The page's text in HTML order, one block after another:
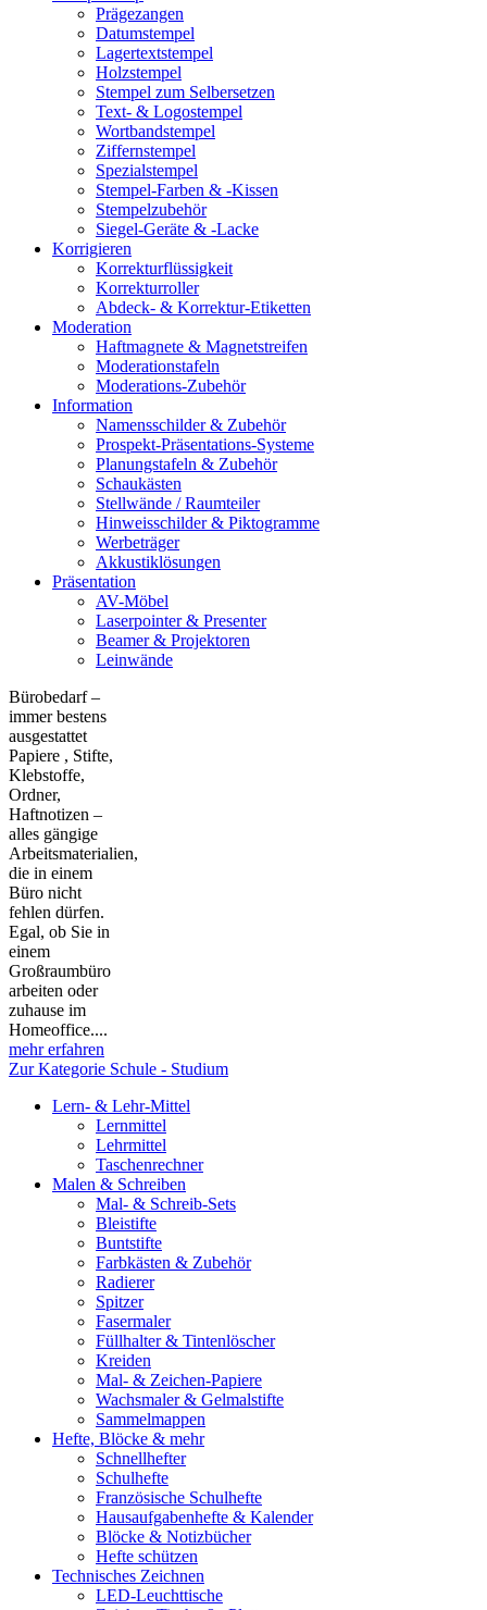
Prägezangen
Datumstempel
Lagertextstempel
Holzstempel
Stempel zum Selbersetzen
Text- & Logostempel
Wortbandstempel
Ziffernstempel
Spezialstempel
Stempel-Farben & -Kissen
Stempelzubehör
Siegel-Geräte & -Lacke
Korrigieren
Korrekturflüssigkeit
Korrekturroller
Abdeck- & Korrektur-Etiketten
Moderation
Haftmagnete & Magnetstreifen
Moderationstafeln
Moderations-Zubehör
Information
Namensschilder & Zubehör
Prospekt-Präsentations-Systeme
Planungstafeln & Zubehör
Schaukästen
Stellwände / Raumteiler
Hinweisschilder & Piktogramme
Werbeträger
Akkustiklösungen
Präsentation
AV-Möbel
Laserpointer & Presenter
Beamer & Projektoren
Leinwände
Bürobedarf –
immer bestens
ausgestattet
Papiere , Stifte,
Klebstoffe,
Ordner,
Haftnotizen –
alles gängige
Arbeitsmaterialien,
die in einem
Büro nicht
fehlen dürfen.
Egal, ob Sie in
einem
Großraumbüro
arbeiten oder
zuhause im
Homeoffice....
mehr erfahren
Zur Kategorie Schule - Studium
Lern- & Lehr-Mittel
Lernmittel
Lehrmittel
Taschenrechner
Malen & Schreiben
Mal- & Schreib-Sets
Bleistifte
Buntstifte
Farbkästen & Zubehör
Radierer
Spitzer
Fasermaler
Füllhalter & Tintenlöscher
Kreiden
Mal- & Zeichen-Papiere
Wachsmaler & Gelmalstifte
Sammelmappen
Hefte, Blöcke & mehr
Schnellhefter
Schulhefte
Französische Schulhefte
Hausaufgabenhefte & Kalender
Blöcke & Notizbücher
Hefte schützen
Technisches Zeichnen
LED-Leuchttische